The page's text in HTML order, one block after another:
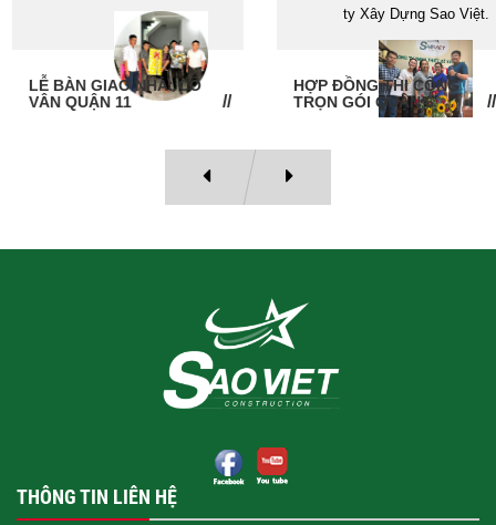
LỄ BÀN GIAO NHÀ: CÔ
VÂN QUẬN 11
ty Xây Dựng Sao Việt.
HỢP ĐỒNG THI CÔNG
TRỌN GÓI QUẬN 6
THÔNG TIN LIÊN HỆ